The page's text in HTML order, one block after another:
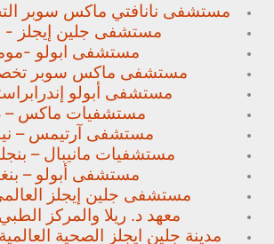
مستشفى نانافتي ماكس سوبر
مستشفى جلين إيجلز -
مستشفى ابولو -
مستشفى ماكس سوبر
مستشفى أبولو
مستشفيات ماكس –
مستشفى آرتيمس –
مستشفيات مانيبال –
مستشفى أبولو –
مستشفى جلين إيجلز
معهد د. ريلا والمركز
مدينة جلين ايجلز الصحية